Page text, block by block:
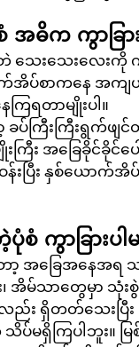
အဓိက ကွာခြာ
သေးသေးလေးကို
ပ်စာကနေ အကျယ်လှ
ြရတာမျိုးပါ။
ခပ်ကြီးကြီးရွက်ဖ
ကြီး အခြေခိုင်ခိုင်
ပြီး နှစ်ယောက်အိ
စံ ကွာခြားပါ
ော့ အခြေအနေအရ
န်း၊ အိမ်သာတွေမှာ
း ရှိတတ်သေးပြီး
ပ်မရှိကြပါဘူး။